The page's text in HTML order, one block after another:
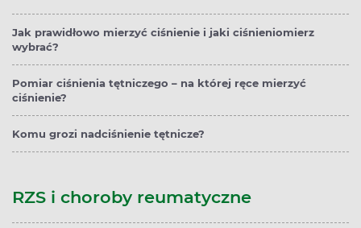
Jak prawidłowo mierzyć ciśnienie i jaki ciśnieniomierz
wybrać?
Pomiar ciśnienia tętniczego – na której ręce mierzyć
ciśnienie?
Komu grozi nadciśnienie tętnicze?
RZS i choroby reumatyczne